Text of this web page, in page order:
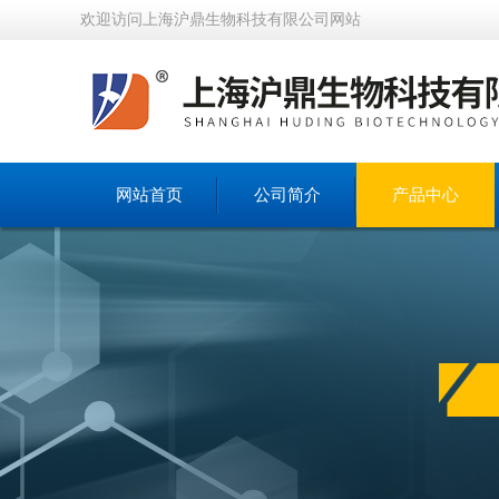
欢迎访问上海沪鼎生物科技有限公司网站
网站首页 公司简介 产品中心